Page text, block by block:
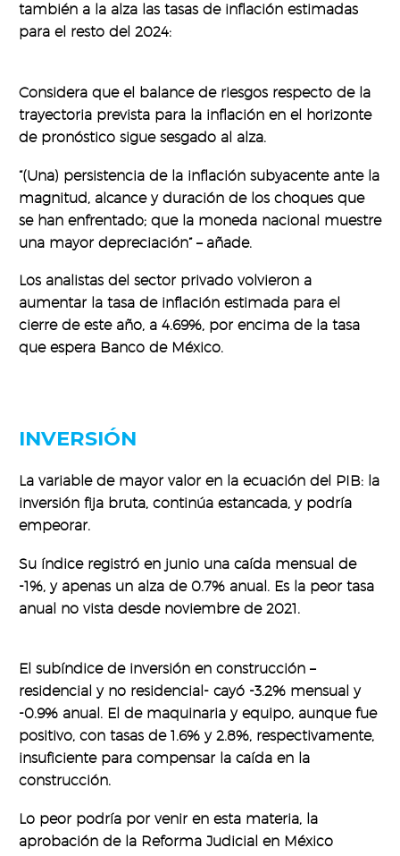
también a la alza las tasas de inflación estimadas
para el resto del 2024:
Considera que el balance de riesgos respecto de la
trayectoria prevista para la inflación en el horizonte
de pronóstico sigue sesgado al alza.
“(Una) persistencia de la inflación subyacente ante la
magnitud, alcance y duración de los choques que
se han enfrentado; que la moneda nacional muestre
una mayor depreciación” – añade.
Los analistas del sector privado volvieron a
aumentar la tasa de inflación estimada para el
cierre de este año, a 4.69%, por encima de la tasa
que espera Banco de México.
INVERSIÓN
La variable de mayor valor en la ecuación del PIB: la
inversión fija bruta, continúa estancada, y podría
empeorar.
Su índice registró en junio una caída mensual de
-1%, y apenas un alza de 0.7% anual. Es la peor tasa
anual no vista desde noviembre de 2021.
El subíndice de inversión en construcción –
residencial y no residencial- cayó -3.2% mensual y
-0.9% anual. El de maquinaria y equipo, aunque fue
positivo, con tasas de 1.6% y 2.8%, respectivamente,
insuficiente para compensar la caída en la
construcción.
Lo peor podría por venir en esta materia, la
aprobación de la Reforma Judicial en México